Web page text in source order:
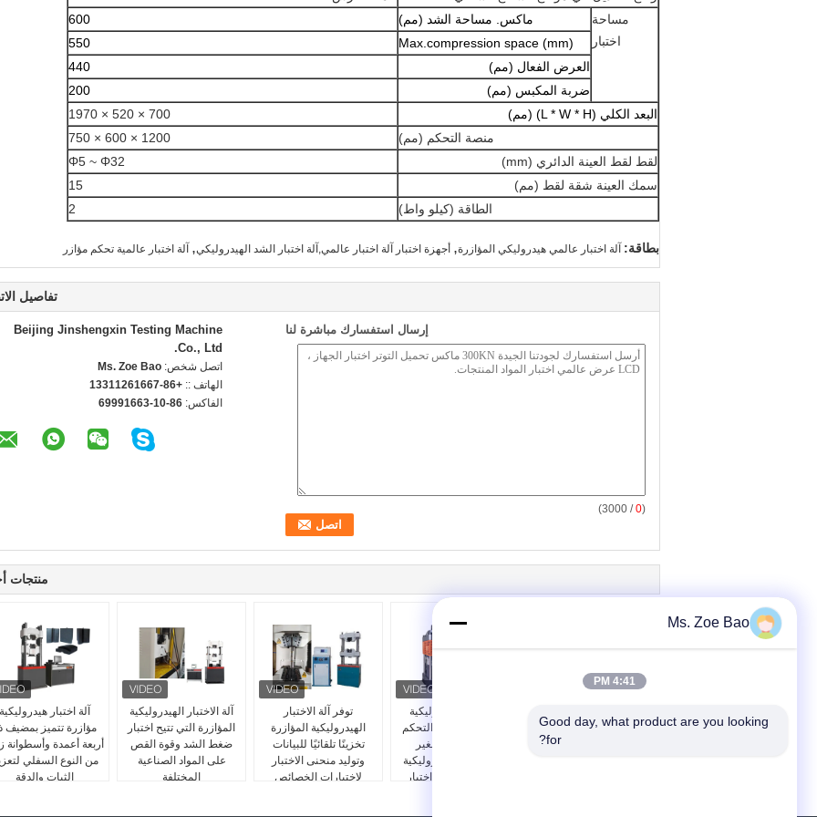
مساحة
اختبار
ماكس. مساحة الشد (مم)
600
Max.compression space (mm)
550
العرض الفعال (مم)
440
ضربة المكبس (مم)
200
البعد الكلي (L * W * H) (مم)
700 × 520 × 1970
منصة التحكم (مم)
1200 × 600 × 750
لقط لقط العينة الدائري (mm)
Φ5 ~ Φ32
سمك العينة شقة لقط (مم)
15
الطاقة (كيلو واط)
2
بطاقة: آلة اختبار عالمي هيدروليكي المؤازرة, أجهزة اختبار آلة اختبار عالمي,آلة اختبار الشد الهيدروليكي, آلة اختبار عالمية تحكم مؤازر
تفاصيل
Beijing Jinshengxin Testing Machine
Co., Ltd.
اتصل شخص: Ms. Zoe Bao
الهاتف :: +86-13311261667
الفاكس: 86-10-69991663
إرسال استفسارك مباشرة لنا
(
0
/ 3000)
منتجات
آلة اختبار هيدروليكية
مؤازرة تتميز بمضيف
أربعة أعمدة وأسطوانة
من النوع السفلي
الثبات والدقة
آلة الاختبار الهيدروليكية
المؤازرة التي تتيح اختبار
ضغط الشد وقوة القص
على المواد الصناعية
المختلفة
توفر آلة الاختبار
الهيدروليكية المؤازرة
تخزينًا تلقائيًا للبيانات
وتوليد منحنى الاختبار
لاختبارات الخصائص
آلة اختبار هيدروليكية
مؤازرة تجمع بين التحكم
بالكمبيوتر الصغير
والمكونات الهيدروليكية
المستوردة لأداء اختبار
الهيدروليكية هيدروليكي
آلة اختبار العالمي
Ms. Zoe Bao
4:41 PM
Good day, what product are you looking
for?